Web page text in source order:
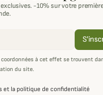
-10% sur votre
à cet effet se trouvent
du site.
et la politique de confidentialité